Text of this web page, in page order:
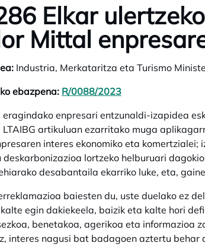
Elkar
Mittal
Industria, Merkataritza eta Turismo
ebazpena: R/0088/2023
eragindako enpresari entzunaldi-izapidea
LTAIBG artikuluan ezarritako muga
interes ekonomiko eta
deskarbonizazioa lortzeko helburuari
desabantaila ekarriko luke, eta,
baiesten du, uste duelako ez
egin dakiekeela, baizik eta kalte hori
benetakoa, agerikoa eta informazioa
interes nagusi bat badagoen aztertu